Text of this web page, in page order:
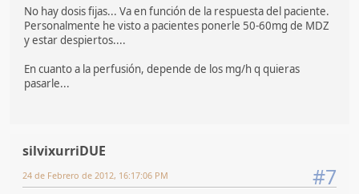
No hay dosis fijas... Va en función de la respuesta del paciente.
Personalmente he visto a pacientes ponerle 50-60mg de MDZ
y estar despiertos....
En cuanto a la perfusión, depende de los mg/h q quieras
pasarle...
silvixurriDUE
#7
24 de Febrero de 2012, 16:17:06 PM